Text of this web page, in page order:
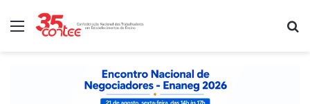
Menu